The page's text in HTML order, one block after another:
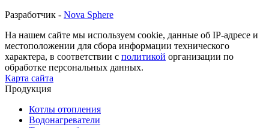
Разработчик - Nova Sphere
На нашем сайте мы используем cookie, данные об IP-адресе и
местоположении для сбора информации технического
характера, в соответствии с политикой организации по
обработке персональных данных.
Карта сайта
Продукция
Котлы отопления
Водонагреватели